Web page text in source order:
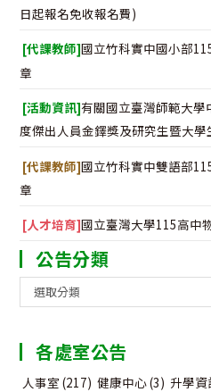
日起報名免收報名費)
[代課教師]國立竹科實中國小部
章
[活動資訊]有關國立臺灣師範大
度傑出人員金鐸獎及研究生暨大學
[代課教師]國立竹科實中雙語部
章
[人才培育]國立臺灣大學115高中
公告分類
告
類
選取分類
各處室公告
人事室 (217) 健康中心(3) 升學資